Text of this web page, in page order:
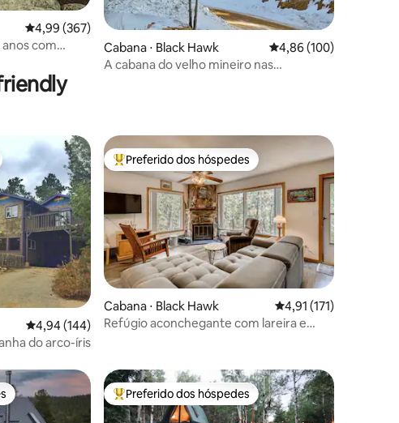
4,99 de uma avaliação média de 5, 367 avaliações
4,99 (367)
com
Cabana ⋅ Black Hawk 4,86 de uma avaliação
4,86 (100)
A cabana do velho mineiro nas
4,94 de uma avaliação média de 5, 144 avaliações
4,94 (144)
do arco-íris
Entre os melhores preferidos dos hóspedes
Preferido dos hóspedes
Cabana ⋅ Black Hawk 4,91 de uma
4,91 (171)
Refúgio aconchegante com lareira e
dos hóspedes Entre os melhores preferidos dos hóspedes
Preferido dos hóspedes